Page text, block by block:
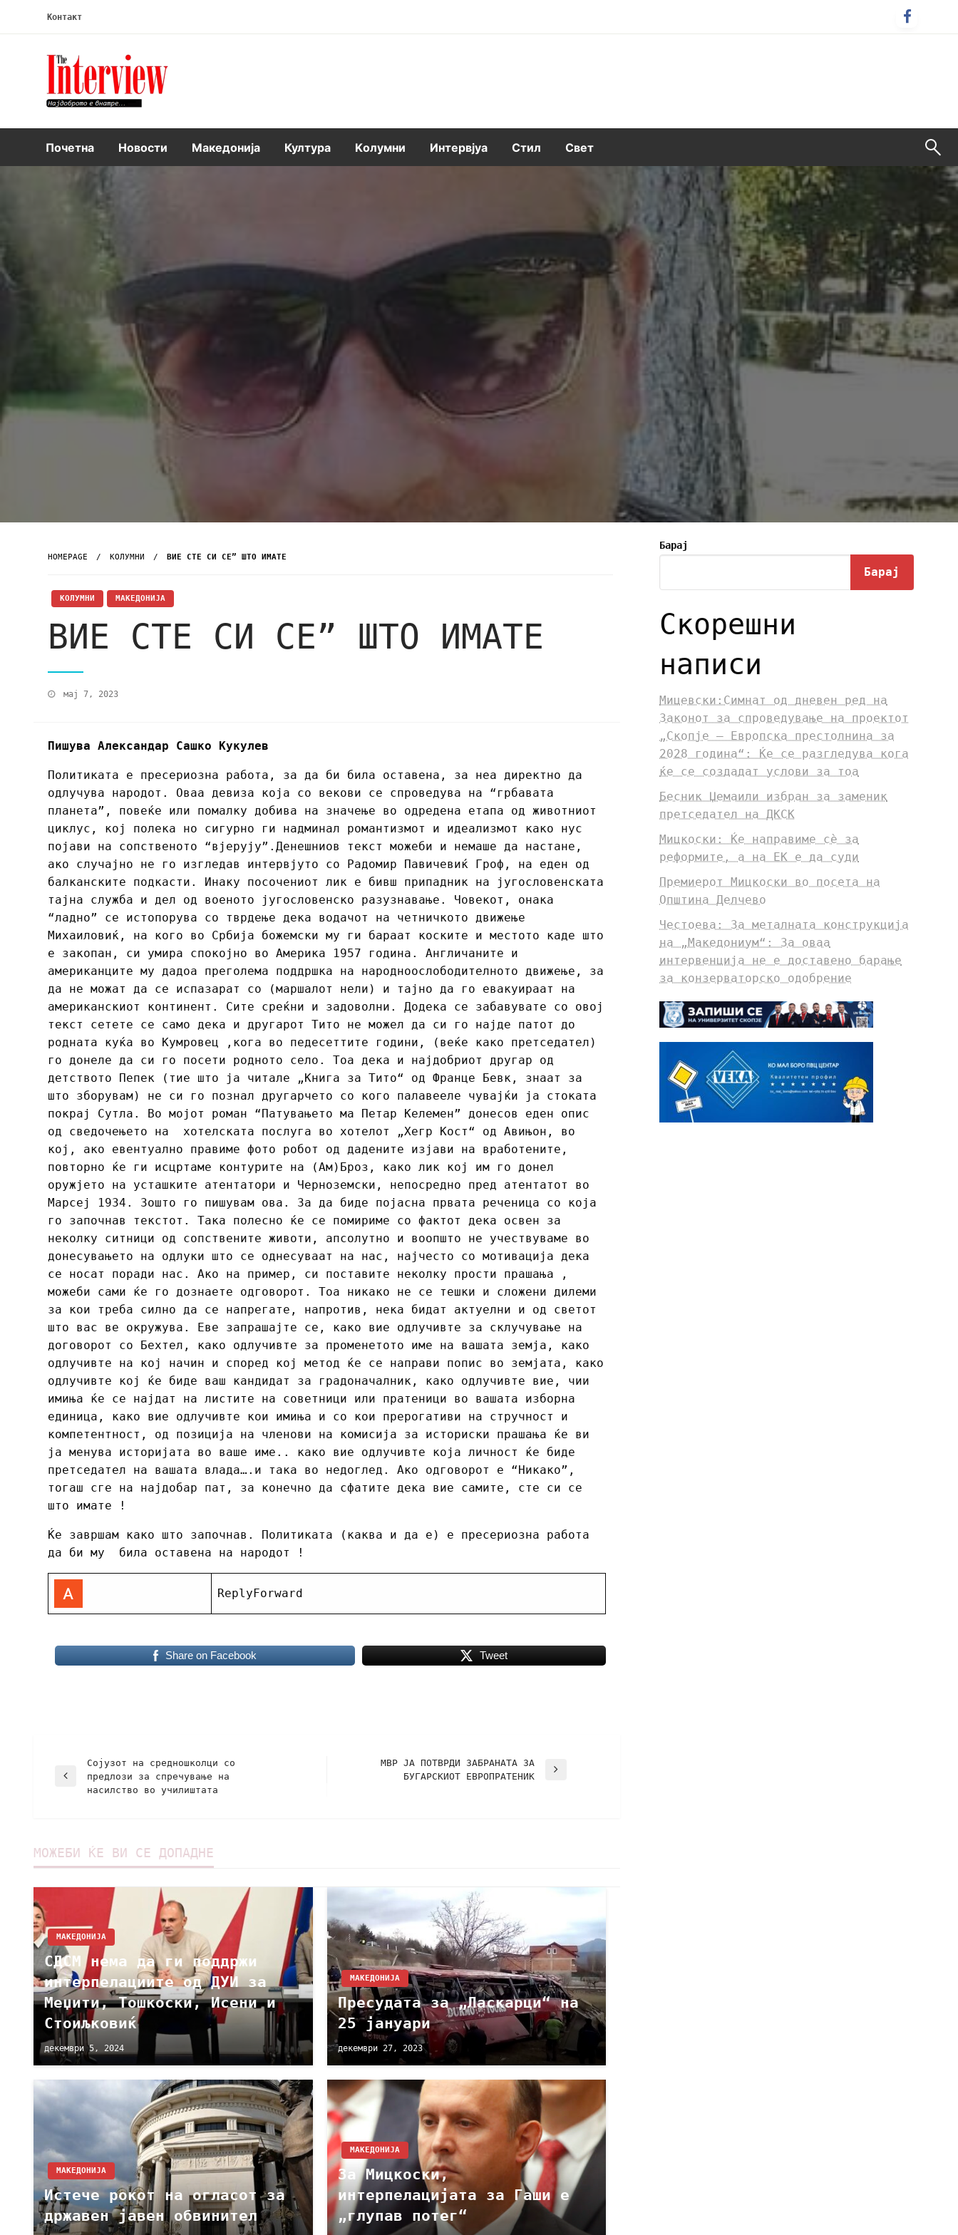
Контакт
Интервју
Почетна Новости Македонија Култура Kолумни Интервјуа Стил Свет
HOMEPAGE KОЛУМНИ ВИЕ СТЕ СИ СЕ” ШТО ИМАТЕ
KОЛУМНИ МАКЕДОНИЈА
ВИЕ СТЕ СИ СЕ” ШТО ИМАТЕ
мај 7, 2023
Пишува Александар Сашко Кукулев
Политиката е пресериозна работа, за да би била оставена, за неа директно да
одлучува народот. Оваа девиза која со векови се спроведува на “грбавата
планета”, повеќе или помалку добива на значење во одредена етапа од животниот
циклус, кој полека но сигурно ги надминал романтизмот и идеализмот како нус
појави на сопственото “вјерују”.Денешниов текст можеби и немаше да настане,
ако случајно не го изгледав интервјуто со Радомир Павичевиќ Гроф, на еден од
балканските подкасти. Инаку посочениот лик е бивш припадник на југословенската
тајна служба и дел од военото југословенско разузнавање. Човекот, онака
“ладно” се истопорува со тврдење дека водачот на четничкото движење
Михаиловиќ, на кого во Србија божемски му ги бараат коските и местото каде што
е закопан, си умира спокојно во Америка 1957 година. Англичаните и
американците му дадоа преголема поддршка на народноослободителното движење, за
да не можат да се испазарат со (маршалот нели) и тајно да го евакуираат на
американскиот континент. Сите среќни и задоволни. Додека се забавувате со овој
текст сетете се само дека и другарот Тито не можел да си го најде патот до
родната куќа во Кумровец ,кога во педесеттите години, (веќе како претседател)
го донеле да си го посети родното село. Тоа дека и најдобриот другар од
детството Пепек (тие што ја читале „Книга за Тито“ од Франце Бевк, знаат за
што зборувам) не си го познал другарчето со кого палавееле чувајќи ја стоката
покрај Сутла. Во мојот роман “Патувањето ма Петар Келемен” донесов еден опис
од сведочењето на хотелската послуга во хотелот „Хегр Кост“ од Авињон, во
кој, ако евентуално правиме фото робот од дадените изјави на вработените,
повторно ќе ги исцртаме контурите на (Ам)Броз, како лик кој им го донел
оружјето на усташките атентатори и Черноземски, непосредно пред атентатот во
Марсеј 1934. Зошто го пишувам ова. За да биде појасна првата реченица со која
го започнав текстот. Така полесно ќе се помириме со фактот дека освен за
неколку ситници од сопствените животи, апсолутно и воопшто не учествуваме во
донесувањето на одлуки што се однесуваат на нас, најчесто со мотивација дека
се носат поради нас. Ако на пример, си поставите неколку прости прашања ,
можеби сами ќе го дознаете одговорот. Тоа никако не се тешки и сложени дилеми
за кои треба силно да се напрегате, напротив, нека бидат актуелни и од светот
што вас ве окружува. Еве запрашајте се, како вие одлучивте за склучување на
договорот со Бехтел, како одлучивте за променетото име на вашата земја, како
одлучивте на кој начин и според кој метод ќе се направи попис во земјата, како
одлучивте кој ќе биде ваш кандидат за градоначалник, како одлучивте вие, чии
имиња ќе се најдат на листите на советници или пратеници во вашата изборна
единица, како вие одлучивте кои имиња и со кои прерогативи на стручност и
компетентност, од позиција на членови на комисија за историски прашања ќе ви
ја менува историјата во ваше име.. како вие одлучивте која личност ќе биде
претседател на вашата влада….и така во недоглед. Ако одговорот е “Никако”,
тогаш сге на најдобар пат, за конечно да сфатите дека вие самите, сте си се
што имате !
Ќе завршам како што започнав. Политиката (каква и да е) е пресериозна работа
да би му била оставена на народот !
ReplyForward
Share on Facebook Tweet
Сојузот на средношколци со
предлози за спречување на
насилство во училиштата
МВР ЈА ПОТВРДИ ЗАБРАНАТА ЗА
БУГАРСКИОТ ЕВРОПРАТЕНИК
МОЖЕБИ ЌЕ ВИ СЕ ДОПАДНЕ
МАКЕДОНИЈА
СДСМ нема да ги поддржи
интерпелациите од ДУИ за
Меџити, Тошкоски, Исени и
Стоиљковиќ
декември 5, 2024
МАКЕДОНИЈА
Пресудата за „Ласкарци“ на
25 јануари
декември 27, 2023
МАКЕДОНИЈА
Истече рокот на огласот за
државен јавен обвинител
МАКЕДОНИЈА
За Мицкоски,
интерпелацијата за Гаши е
„глупав потег“
Барај
Барај
Скорешни
написи
Мицевски:Симнат од дневен ред на
Законот за спроведување на проектот
„Скопје – Европска престолнина за
2028 година“: Ќе се разгледува кога
ќе се создадат услови за тоа
Бесник Џемаили избран за заменик
претседател на ДКСК
Мицкоски: Ќе направиме сè за
реформите, а на ЕК е да суди
Премиерот Мицкоски во посета на
Општина Делчево
Честоева: За металната конструкција
на „Македониум“: За оваа
интервенција не е доставено барање
за конзерваторско одобрение